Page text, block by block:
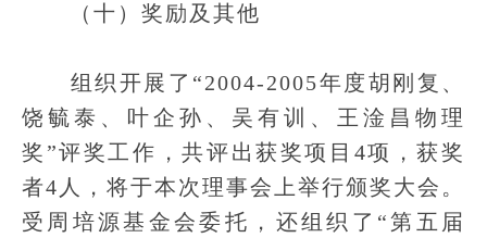
（十）奖励及其他
组织开展了“2004-2005年度胡刚复、
饶毓泰、叶企孙、吴有训、王淦昌物理
奖”评奖工作，共评出获奖项目4项，获奖
者4人，将于本次理事会上举行颁奖大会。
受周培源基金会委托，还组织了“第五届